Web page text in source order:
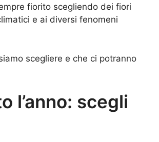
fiorito scegliendo dei fiori
e ai diversi fenomeni
scegliere e che ci potranno
l’anno: scegli